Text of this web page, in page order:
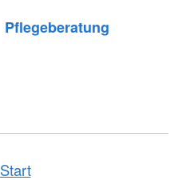
Pflegeberatung
Start